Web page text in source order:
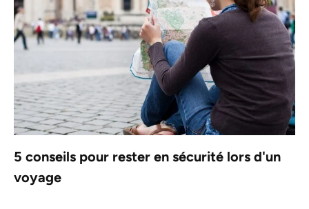
5 conseils pour rester en sécurité lors d'un
voyage